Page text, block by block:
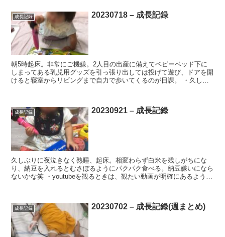
成長記録 20230718 – 成長記録
朝5時起床。非常にご機嫌。2人目の出産に備えてベビーベッド下に
しまってある乳児用グッズを引っ張り出しては投げて遊び、ドアを開
けると寝室からリビングまで自力で歩いてくるのが日課。 ・久しぶ
成長記録 20230921 – 成長記録
久しぶりに夜泣きなく熟睡、起床。相変わらず白米を残しがちにな
り、納豆を入れるとむさぼるようにパクパク食べる。納豆嫌いになら
ないかな笑 ・youtubeを観るときは、観たい動画が明確にあるよう
成長記録 20230702 – 成長記録(週まとめ)